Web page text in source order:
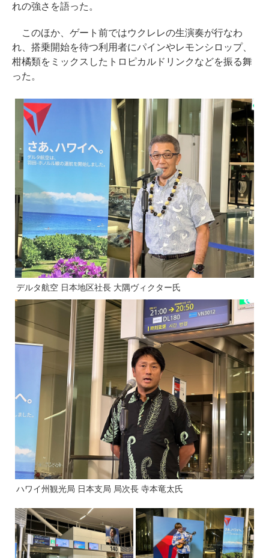
れの強さを語った。
このほか、ゲート前ではウクレレの生演奏が行なわ
れ、搭乗開始を待つ利用者にパインやレモンシロップ、
柑橘類をミックスしたトロピカルドリンクなどを振る舞
った。
デルタ航空 日本地区社長 大隅ヴィクター氏
ハワイ州観光局 日本支局 局次長 寺本竜太氏